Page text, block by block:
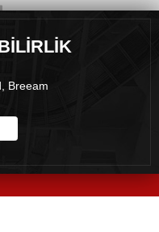
Breeam